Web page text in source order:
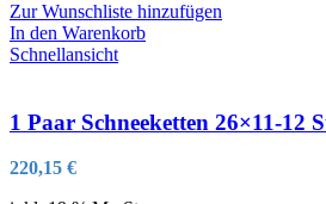
Zur Wunschliste hinzufügen
In den Warenkorb
Schnellansicht
1 Paar Schneeketten 26×11-12
220,15 €